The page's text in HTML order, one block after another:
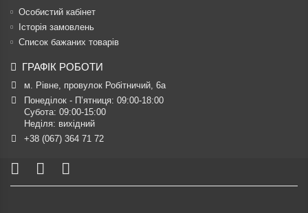
Особистий кабінет
Історія замовлень
Список бажаних товарів
ГРАФІК РОБОТИ
м. Рівне, провулок Робітничий, 6а
Понеділок - П’ятниця: 09:00-18:00
Субота: 09:00-15:00
Неділя: вихідний
+38 (067) 364 71 72